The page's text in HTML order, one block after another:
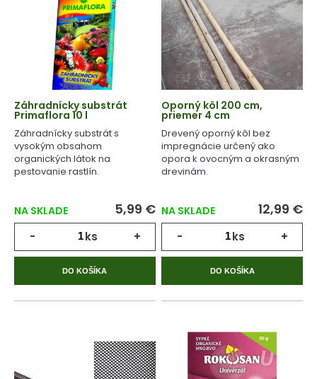
Záhradnícky substrát
Primaflora 10 l
Záhradnícky substrát s
vysokým obsahom
organických látok na
pestovanie rastlín.
NA SKLADE 5,99 €
- ks +
DO KOŠÍKA
Oporný kôl 200 cm,
priemer 4 cm
Drevený oporný kôl bez
impregnácie určený ako
opora k ovocným a okrasným
drevinám.
NA SKLADE 12,99 €
- ks +
DO KOŠÍKA